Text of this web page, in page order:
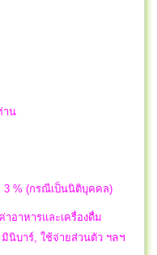
าน
% (กรณีเป็นนิติบุคคล)
อาหารและเครื่องดื่ม
นิบาร์, ใช้จ่ายส่วนตัว ฯลฯ